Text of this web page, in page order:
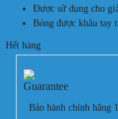
Được sử dụng cho
Bóng được khâu tay
Hết hàng
Bảo hành chính hãng